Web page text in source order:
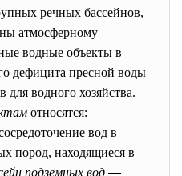
речных бассейнов,
атмосферному
водные объекты в
дефицита пресной воды
для водного хозяйства.
относятся:
вод в
пород, находящиеся в
подземных вод —